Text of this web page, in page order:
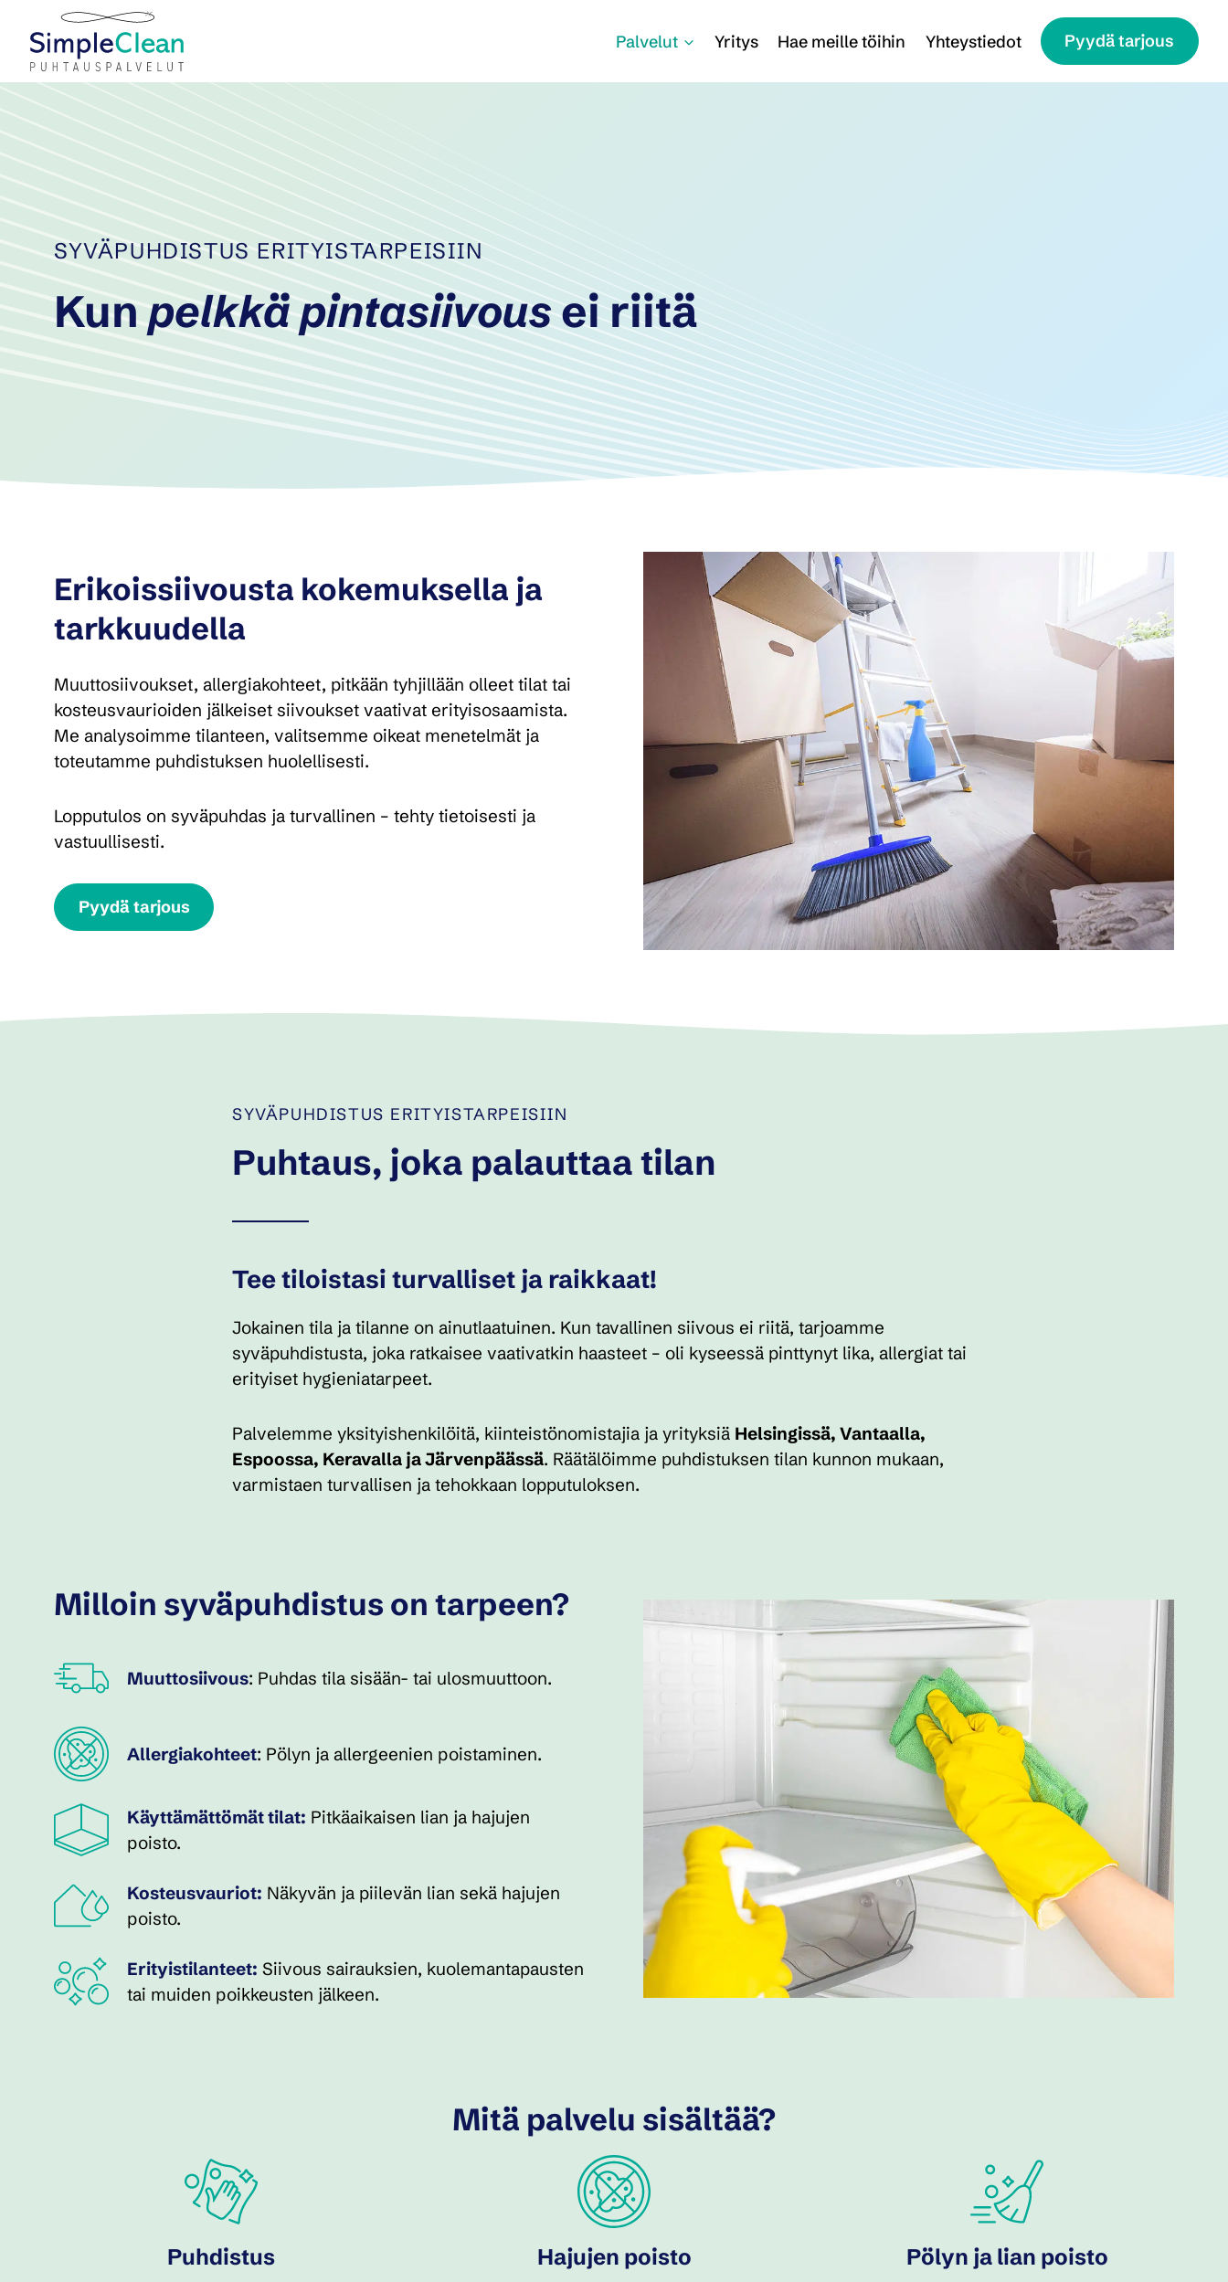
sisältöön
Palvelut Yritys Hae meille töihin Yhteystiedot Pyydä tarjous
SYVÄPUHDISTUS ERITYISTARPEISIIN
Kun pelkkä pintasiivousei riitä
Erikoissiivousta kokemuksella ja
tarkkuudella
Muuttosiivoukset, allergiakohteet, pitkään tyhjillään olleet tilat tai
kosteusvaurioiden jälkeiset siivoukset vaativat erityisosaamista.
Me analysoimme tilanteen, valitsemme oikeat menetelmät ja
toteutamme puhdistuksen huolellisesti.
Lopputulos on syväpuhdas ja turvallinen – tehty tietoisesti ja
vastuullisesti.
Pyydä tarjous
SYVÄPUHDISTUS ERITYISTARPEISIIN
Puhtaus, joka palauttaa tilan
Tee tiloistasi turvalliset ja raikkaat!
Jokainen tila ja tilanne on ainutlaatuinen. Kun tavallinen siivous ei riitä, tarjoamme
syväpuhdistusta, joka ratkaisee vaativatkin haasteet – oli kyseessä pinttynyt lika, allergiat tai
erityiset hygieniatarpeet.
Palvelemme yksityishenkilöitä, kiinteistönomistajia ja yrityksiä Helsingissä, Vantaalla,
Espoossa, Keravalla ja Järvenpäässä. Räätälöimme puhdistuksen tilan kunnon mukaan,
varmistaen turvallisen ja tehokkaan lopputuloksen.
Milloin syväpuhdistus on tarpeen?
Muuttosiivous: Puhdas tila sisään- tai ulosmuuttoon.
Allergiakohteet: Pölyn ja allergeenien poistaminen.
Käyttämättömät tilat: Pitkäaikaisen lian ja hajujen
poisto.
Kosteusvauriot: Näkyvän ja piilevän lian sekä hajujen
poisto.
Erityistilanteet: Siivous sairauksien, kuolemantapausten
tai muiden poikkeusten jälkeen.
Mitä palvelu sisältää?
Puhdistus Hajujen poisto Pölyn ja lian poisto